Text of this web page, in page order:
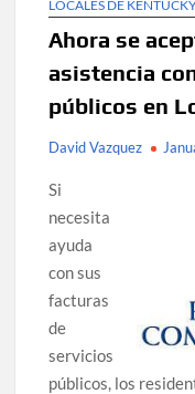
LOCALES DE
Ahora se
asistencia
públicos en
David Vazquez
Si
necesita
ayuda
con sus
facturas
de
servicios
públicos, los